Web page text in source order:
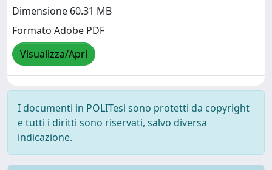
Dimensione 60.31 MB
Formato Adobe PDF
Visualizza/Apri
I documenti in POLITesi sono protetti da copyright
e tutti i diritti sono riservati, salvo diversa
indicazione.